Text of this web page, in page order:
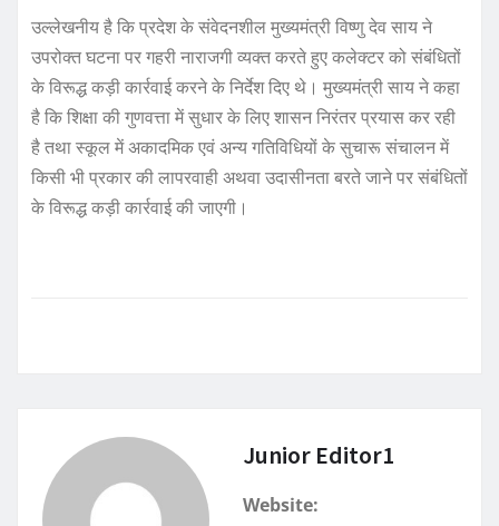
उल्लेखनीय है कि प्रदेश के संवेदनशील मुख्यमंत्री विष्णु देव साय ने
उपरोक्त घटना पर गहरी नाराजगी व्यक्त करते हुए कलेक्टर को संबंधितों
के विरूद्ध कड़ी कार्रवाई करने के निर्देश दिए थे। मुख्यमंत्री साय ने कहा
है कि शिक्षा की गुणवत्ता में सुधार के लिए शासन निरंतर प्रयास कर रही
है तथा स्कूल में अकादमिक एवं अन्य गतिविधियों के सुचारू संचालन में
किसी भी प्रकार की लापरवाही अथवा उदासीनता बरते जाने पर संबंधितों
के विरूद्ध कड़ी कार्रवाई की जाएगी।
Junior Editor1
Website: